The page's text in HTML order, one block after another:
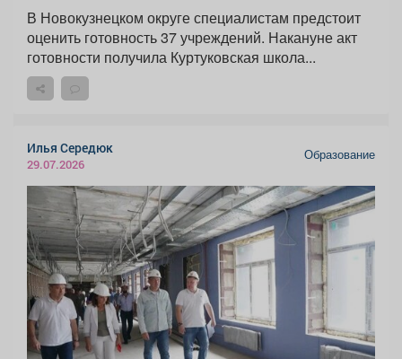
В Новокузнецком округе специалистам предстоит
оценить готовность 37 учреждений. Накануне акт
готовности получила Куртуковская школа...
Илья Середюк
29.07.2026
Образование